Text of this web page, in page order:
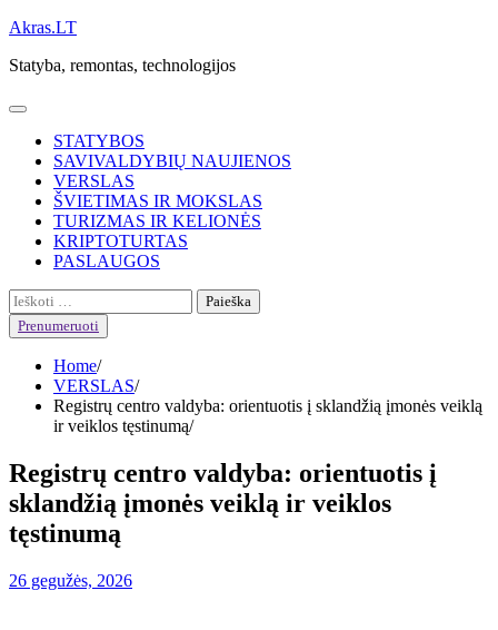
Skip
content
Akras.LT
Statyba, remontas, technologijos
STATYBOS
SAVIVALDYBIŲ NAUJIENOS
VERSLAS
ŠVIETIMAS IR MOKSLAS
TURIZMAS IR KELIONĖS
KRIPTOTURTAS
PASLAUGOS
Ieškoti:
Prenumeruoti
Home
VERSLAS
Registrų centro valdyba: orientuotis į sklandžią įmonės veiklą
ir veiklos tęstinumą
Registrų centro valdyba: orientuotis į
sklandžią įmonės veiklą ir veiklos
tęstinumą
26 gegužės, 2026